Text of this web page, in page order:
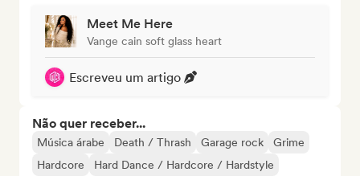
Meet Me Here
Vange cain soft glass heart
Escreveu um artigo
Não quer receber...
Música árabe Death / Thrash Garage rock
Grime
Hardcore
Hard Dance / Hardcore / Hardstyle